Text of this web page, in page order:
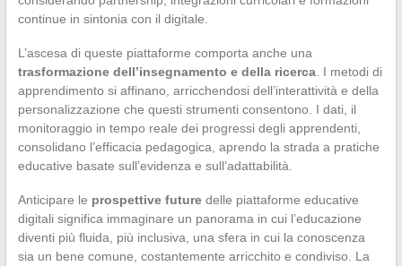
continue in sintonia con il digitale.
L’ascesa di queste piattaforme comporta anche una
trasformazione dell’insegnamento e della ricerca. I metodi di
apprendimento si affinano, arricchendosi dell’interattività e della
personalizzazione che questi strumenti consentono. I dati, il
monitoraggio in tempo reale dei progressi degli apprendenti,
consolidano l’efficacia pedagogica, aprendo la strada a pratiche
educative basate sull’evidenza e sull’adattabilità.
Anticipare le prospettive futuredelle piattaforme educative
digitali significa immaginare un panorama in cui l’educazione
diventi più fluida, più inclusiva, una sfera in cui la conoscenza
sia un bene comune, costantemente arricchito e condiviso. La